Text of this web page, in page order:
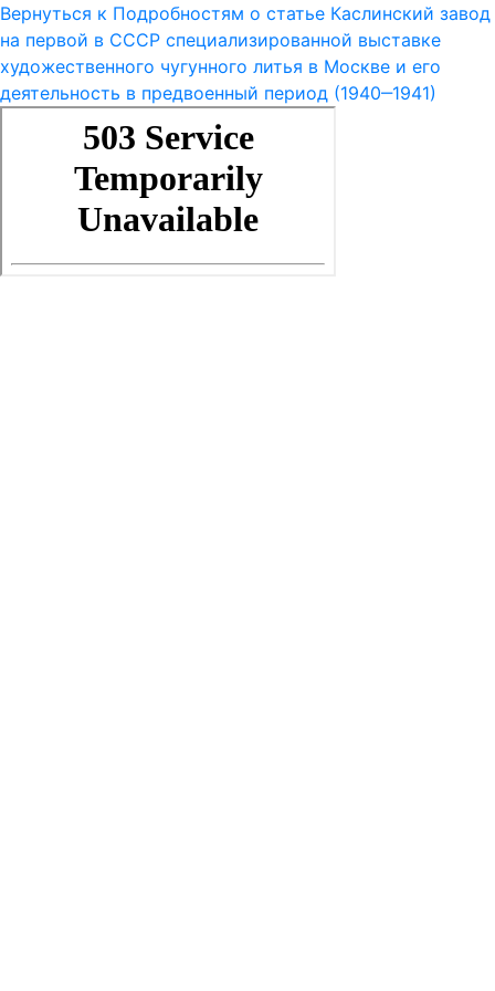
Вернуться к Подробностям о статье Каслинский завод
на первой в СССР специализированной выставке
художественного чугунного литья в Москве и его
деятельность в предвоенный период (1940‒1941)